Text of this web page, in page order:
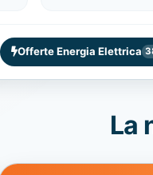
Offerte Energia Elettrica
La